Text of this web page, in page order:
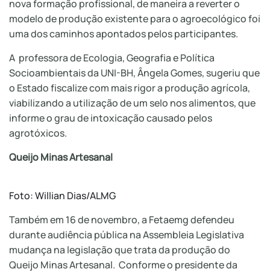
nova formação profissional, de maneira a reverter o
modelo de produção existente para o agroecológico foi
uma dos caminhos apontados pelos participantes.
A professora de Ecologia, Geografia e Política
Socioambientais da UNI-BH, Ângela Gomes, sugeriu que
o Estado fiscalize com mais rigor a produção agrícola,
viabilizando a utilização de um selo nos alimentos, que
informe o grau de intoxicação causado pelos
agrotóxicos.
Queijo Minas Artesanal
Foto: Willian Dias/ALMG
Também em 16 de novembro, a Fetaemg defendeu
durante audiência pública na Assembleia Legislativa
mudança na legislação que trata da produção do
Queijo Minas Artesanal. Conforme o presidente da